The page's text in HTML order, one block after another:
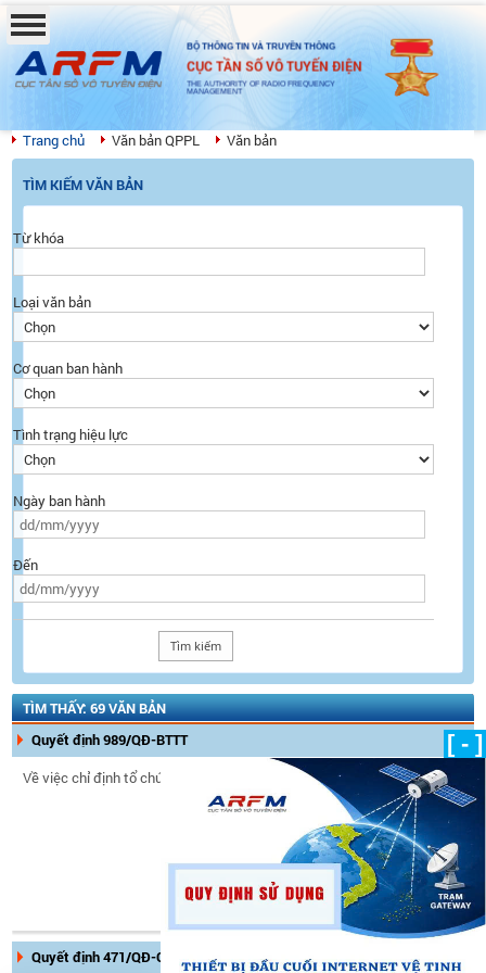
BỘ THÔNG TIN VÀ TRUYỀN THÔNG
CỤC TẦN SỐ VÔ TUYẾN ĐIỆN
THE AUTHORITY OF RADIO FREQUENCY
MANAGEMENT
Trang chủ Văn bản QPPL Văn bản
TÌM KIẾM VĂN BẢN
Từ khóa
Loại văn bản
Cơ quan ban hành
Tình trạng hiệu lực
Ngày ban hành
Đến
TÌM THẤY: 69 VĂN BẢN
Quyết định 989/QĐ-BTTT
Về việc chỉ định tổ chức thử nghiệm
Ngày ban hành:18/06/2024
Ngày có hiệu lực:18/06/2024
Tình trạng hiệu lực: Còn hiệu
lực
Quyết định 471/QĐ-CTS
[ - ]